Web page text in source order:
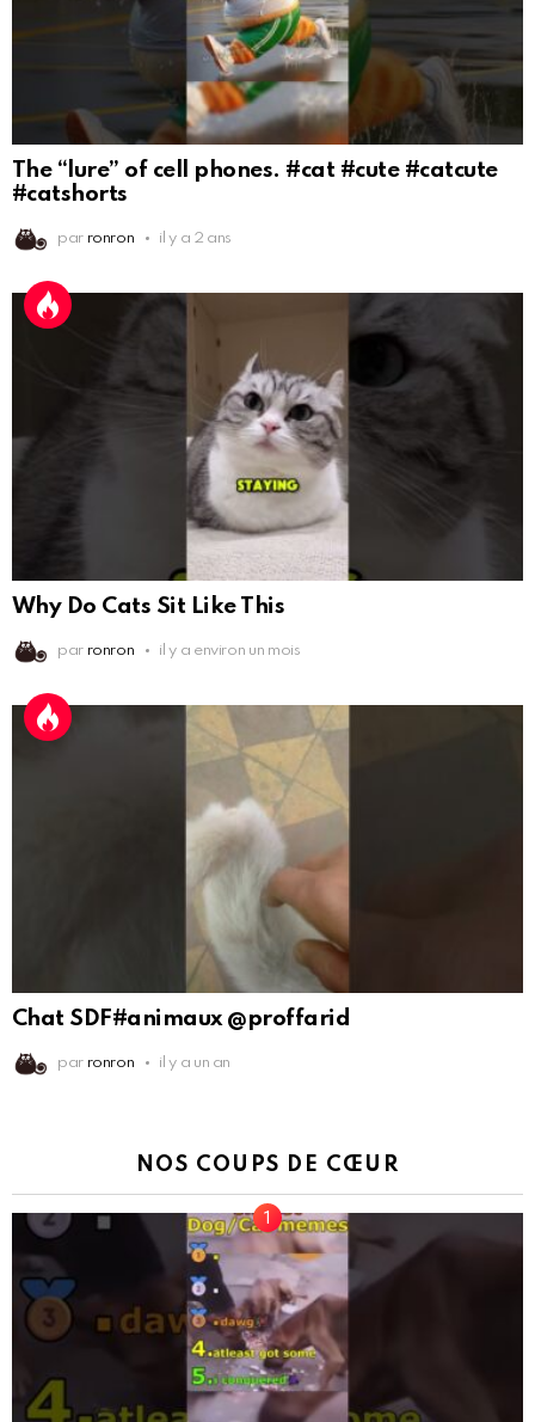
The “lure” of cell phones. #cat #cute #catcute
#catshorts
par ronron il y a 2 ans
Why Do Cats Sit Like This
par ronron il y a environ un mois
Chat SDF#animaux @proffarid
par ronron il y a un an
NOS COUPS DE CŒUR